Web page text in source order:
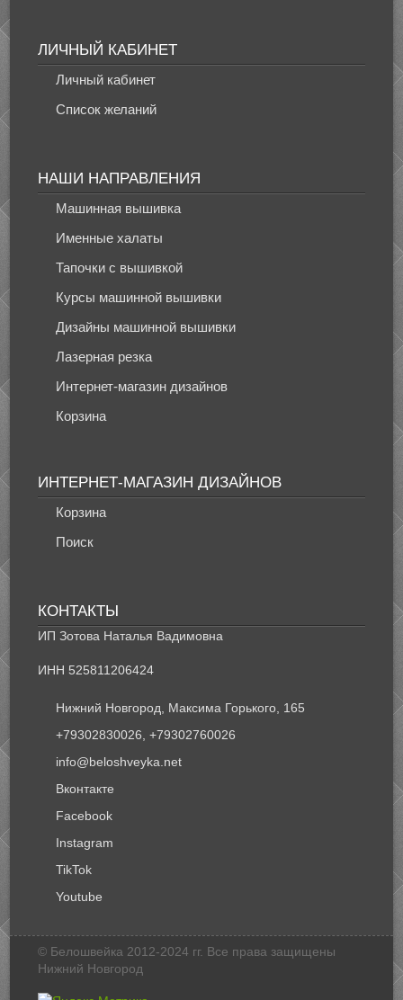
ЛИЧНЫЙ КАБИНЕТ
Личный кабинет
Список желаний
НАШИ НАПРАВЛЕНИЯ
Машинная вышивка
Именные халаты
Тапочки с вышивкой
Курсы машинной вышивки
Дизайны машинной вышивки
Лазерная резка
Интернет-магазин дизайнов
Корзина
ИНТЕРНЕТ-МАГАЗИН ДИЗАЙНОВ
Корзина
Поиск
КОНТАКТЫ
ИП Зотова Наталья Вадимовна
ИНН 525811206424
Нижний Новгород, Максима Горького, 165
+79302830026, +79302760026
info@beloshveyka.net
Вконтакте
Facebook
Instagram
TikTok
Youtube
© Белошвейка 2012-2024 гг. Все права защищены
Нижний Новгород